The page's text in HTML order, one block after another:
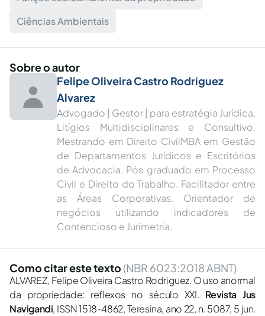
Ciências Ambientais
Sobre o autor
Felipe Oliveira Castro Rodriguez
Alvarez
Advogado | Gestor | para estratégia Jurídica,
Litígios Multidisciplinares e Consultivo.
Mestrando em Direito CivilMBA em Gestão
de Departamentos Jurídicos e Escritórios
de Advocacia. Pós graduado em Processo
Civil e Direito do Trabalho. Facilitador entre
as Áreas Corporativas. Orientador de
negócios utilizando indicadores de
Contencioso e Jurimetria.
Como citar este texto (NBR 6023:2018 ABNT)
ALVAREZ, Felipe Oliveira Castro Rodriguez. O uso anormal
da propriedade: reflexos no século XXI. Revista Jus
Navigandi, ISSN 1518-4862, Teresina, ano 22, n. 5087, 5 jun.